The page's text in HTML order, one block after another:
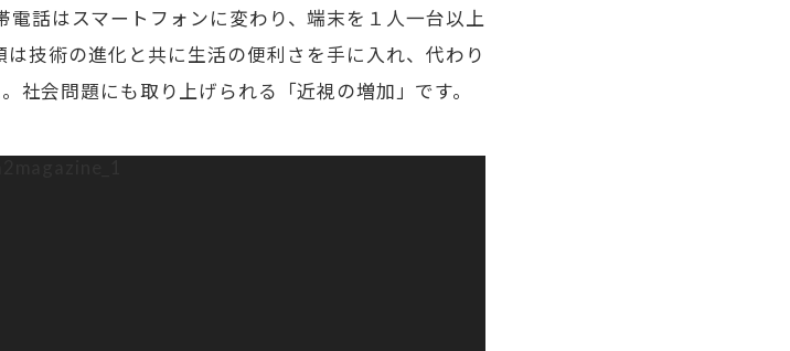
話はスマートフォンに変わり、端末を１人一台以上
技術の進化と共に生活の便利さを手に入れ、代わり
社会問題にも取り上げられる「近視の増加」です。